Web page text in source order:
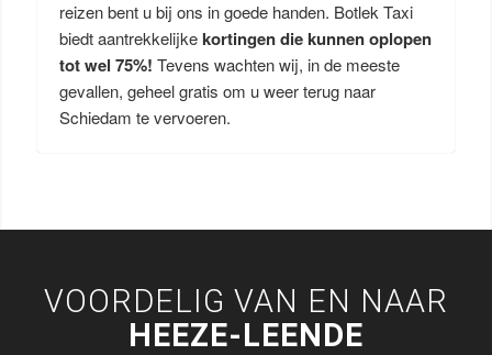
reizen bent u bij ons in goede handen. Botlek Taxi
biedt aantrekkelijkekortingen die kunnen oplopen
tot wel 75%! Tevens wachten wij, in de meeste
gevallen, geheel gratis om u weer terug naar
Schiedam te vervoeren.
VOORDELIG VAN EN NAAR
HEEZE-LEENDE